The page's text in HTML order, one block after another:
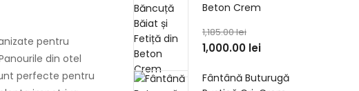
pentru
din otel
perfecte pentru
Beton Crem
1,185.00lei
1,000.00 lei
Fântână Buturugă